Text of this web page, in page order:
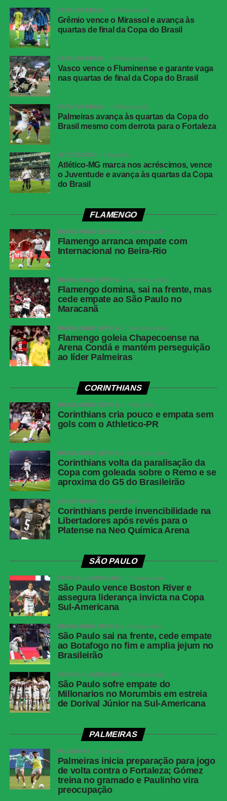
COPA DO BRASIL 14 horas atrás
Grêmio vence o Mirassol e avança às
quartas de final da Copa do Brasil
COPA DO BRASIL 14 horas atrás
Vasco vence o Fluminense e garante vaga
nas quartas de final da Copa do Brasil
COPA DO BRASIL 15 horas atrás
Palmeiras avança às quartas da Copa do
Brasil mesmo com derrota para o Fortaleza
ATLÉTICO-MG 1 dia atrás
Atlético-MG marca nos acréscimos, vence
o Juventude e avança às quartas da Copa
do Brasil
FLAMENGO
BRASILEIRÃO SÉRIE A 1 semana atrás
Flamengo arranca empate com
Internacional no Beira-Rio
BRASILEIRÃO SÉRIE A 2 semanas atrás
Flamengo domina, sai na frente, mas
cede empate ao São Paulo no
Maracanã
BRASILEIRÃO SÉRIE A 2 semanas atrás
Flamengo goleia Chapecoense na
Arena Condá e mantém perseguição
ao líder Palmeiras
CORINTHIANS
BRASILEIRÃO SÉRIE A 7 dias atrás
Corinthians cria pouco e empata sem
gols com o Athletico-PR
BRASILEIRÃO SÉRIE A 2 semanas atrás
Corinthians volta da paralisação da
Copa com goleada sobre o Remo e se
aproxima do G5 do Brasileirão
CORINTHIANS 2 meses atrás
Corinthians perde invencibilidade na
Libertadores após revés para o
Platense na Neo Química Arena
SÃO PAULO
COPA SUL-AMERICANA 2 meses atrás
São Paulo vence Boston River e
assegura liderança invicta na Copa
Sul-Americana
BRASILEIRÃO SÉRIE A 2 meses atrás
São Paulo sai na frente, cede empate
ao Botafogo no fim e amplia jejum no
Brasileirão
COPA SUL-AMERICANA 3 meses atrás
São Paulo sofre empate do
Millonarios no Morumbis em estreia
de Dorival Júnior na Sul-Americana
PALMEIRAS
PALMEIRAS 2 dias atrás
Palmeiras inicia preparação para jogo
de volta contra o Fortaleza; Gómez
treina no gramado e Paulinho vira
preocupação